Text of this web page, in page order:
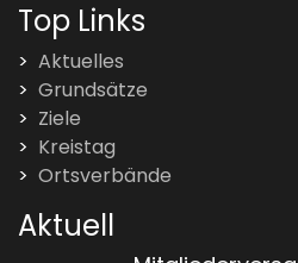
Top Links
Aktuelles
Grundsätze
Ziele
Kreistag
Ortsverbände
Aktuell